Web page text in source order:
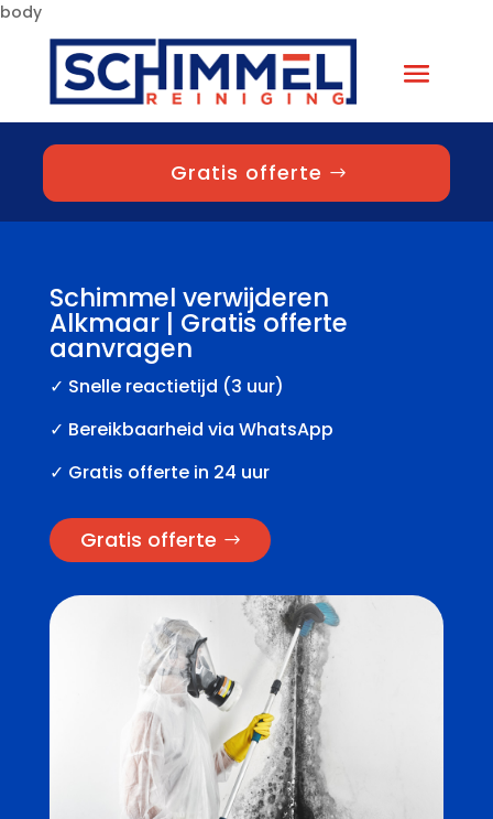
body
Gratis offerte
Schimmel verwijderen
Alkmaar | Gratis offerte
aanvragen
✓ Snelle reactietijd (3 uur)
✓ Bereikbaarheid via WhatsApp
✓ Gratis offerte in 24 uur
Gratis offerte